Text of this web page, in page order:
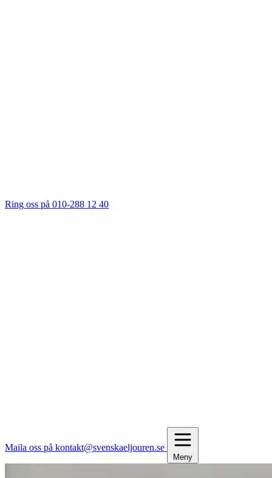
Ring oss på 010-288 12 40
Maila oss på kontakt@svenskaeljouren.se
Meny